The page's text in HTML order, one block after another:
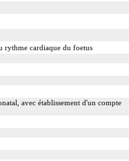
rythme cardiaque du foetus
avec établissement d'un compte